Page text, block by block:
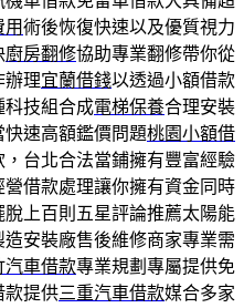
術後恢復快速以及優質視力
廚房翻修協助專業翻修帶你從
辦理宜蘭借錢以透過小額借款
科技組合成電梯保養合理安裝
速高額鑑價問題桃園小額借
台北合法當鋪擁有豐富經驗
借款處理讓你擁有資金同時
脫上百則五星評論推薦太陽能
造安裝廠售後維修商家專業需
汽車借款專業規劃專屬提供免
款提供三重汽車借款媒合多家